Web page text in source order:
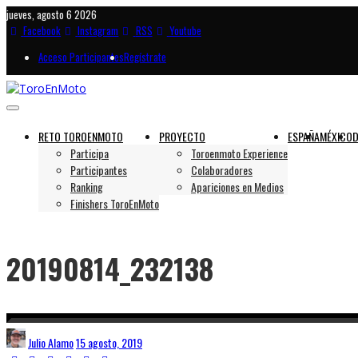
jueves, agosto 6 2026
Facebook
Instagram RSS
Youtube
Acceso ParticipantesRegístrate
RETO TOROENMOTO
Participa
Participantes
Ranking
Finishers ToroEnMoto
PROYECTO
Toroenmoto Experience
Colaboradores
Apariciones en Medios
ESPAÑAMÉXICO
20190814_232138
Julio Alamo15 agosto, 2019